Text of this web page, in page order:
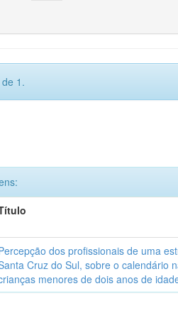
1.
dos profissionais de uma
Cruz do Sul, sobre o calendário
menores de dois anos de